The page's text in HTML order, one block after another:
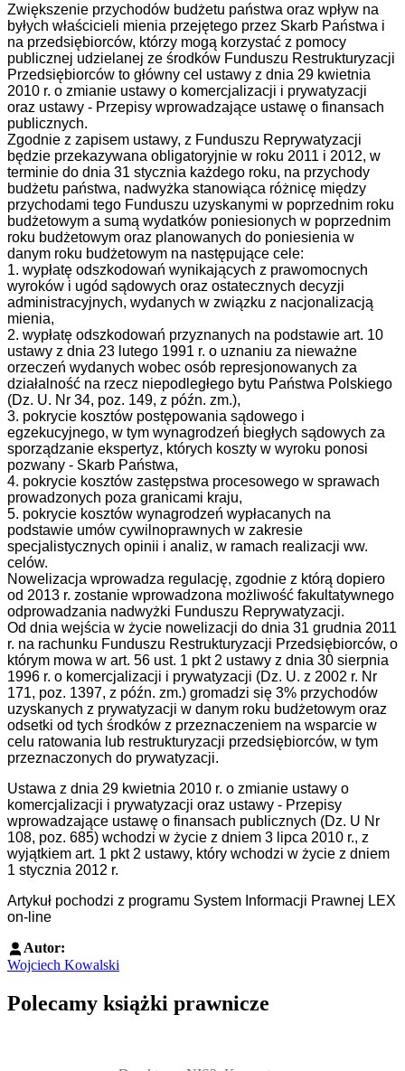
Zwiększenie przychodów budżetu państwa oraz wpływ na
byłych właścicieli mienia przejętego przez Skarb Państwa i
na przedsiębiorców, którzy mogą korzystać z pomocy
publicznej udzielanej ze środków Funduszu Restrukturyzacji
Przedsiębiorców to główny cel ustawy z dnia 29 kwietnia
2010 r. o zmianie ustawy o komercjalizacji i prywatyzacji
oraz ustawy - Przepisy wprowadzające ustawę o finansach
publicznych.
Zgodnie z zapisem ustawy, z Funduszu Reprywatyzacji
będzie przekazywana obligatoryjnie w roku 2011 i 2012, w
terminie do dnia 31 stycznia każdego roku, na przychody
budżetu państwa, nadwyżka stanowiąca różnicę między
przychodami tego Funduszu uzyskanymi w poprzednim roku
budżetowym a sumą wydatków poniesionych w poprzednim
roku budżetowym oraz planowanych do poniesienia w
danym roku budżetowym na następujące cele:
1. wypłatę odszkodowań wynikających z prawomocnych
wyroków i ugód sądowych oraz ostatecznych decyzji
administracyjnych, wydanych w związku z nacjonalizacją
mienia,
2. wypłatę odszkodowań przyznanych na podstawie art. 10
ustawy z dnia 23 lutego 1991 r. o uznaniu za nieważne
orzeczeń wydanych wobec osób represjonowanych za
działalność na rzecz niepodległego bytu Państwa Polskiego
(Dz. U. Nr 34, poz. 149, z późn. zm.),
3. pokrycie kosztów postępowania sądowego i
egzekucyjnego, w tym wynagrodzeń biegłych sądowych za
sporządzanie ekspertyz, których koszty w wyroku ponosi
pozwany - Skarb Państwa,
4. pokrycie kosztów zastępstwa procesowego w sprawach
prowadzonych poza granicami kraju,
5. pokrycie kosztów wynagrodzeń wypłacanych na
podstawie umów cywilnoprawnych w zakresie
specjalistycznych opinii i analiz, w ramach realizacji ww.
celów.
Nowelizacja wprowadza regulację, zgodnie z którą dopiero
od 2013 r. zostanie wprowadzona możliwość fakultatywnego
odprowadzania nadwyżki Funduszu Reprywatyzacji.
Od dnia wejścia w życie nowelizacji do dnia 31 grudnia 2011
r. na rachunku Funduszu Restrukturyzacji Przedsiębiorców, o
którym mowa w art. 56 ust. 1 pkt 2 ustawy z dnia 30 sierpnia
1996 r. o komercjalizacji i prywatyzacji (Dz. U. z 2002 r. Nr
171, poz. 1397, z późn. zm.) gromadzi się 3% przychodów
uzyskanych z prywatyzacji w danym roku budżetowym oraz
odsetki od tych środków z przeznaczeniem na wsparcie w
celu ratowania lub restrukturyzacji przedsiębiorców, w tym
przeznaczonych do prywatyzacji.
Ustawa z dnia 29 kwietnia 2010 r. o zmianie ustawy o
komercjalizacji i prywatyzacji oraz ustawy - Przepisy
wprowadzające ustawę o finansach publicznych (Dz. U Nr
108, poz. 685) wchodzi w życie z dniem 3 lipca 2010 r., z
wyjątkiem art. 1 pkt 2 ustawy, który wchodzi w życie z dniem
1 stycznia 2012 r.
Artykuł pochodzi z programu System Informacji Prawnej LEX
on-line
Autor:
Wojciech Kowalski
Polecamy książki prawnicze